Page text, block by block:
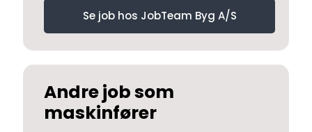
Se job hos JobTeam Byg A/S
Andre job som
maskinfører